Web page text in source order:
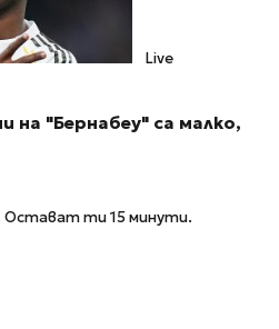
Live
на "Бернабеу" са малко,
Остават ти 15 минути.